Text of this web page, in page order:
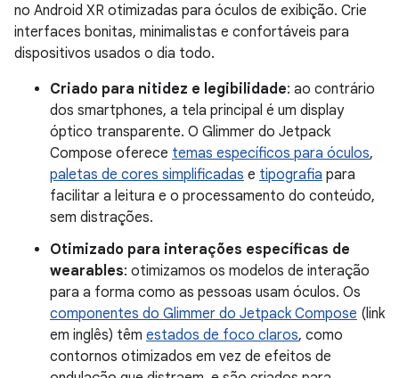
no Android XR otimizadas para óculos de exibição. Crie
interfaces bonitas, minimalistas e confortáveis para
dispositivos usados o dia todo.
Criado para nitidez e legibilidade: ao contrário
dos smartphones, a tela principal é um display
óptico transparente. O Glimmer do Jetpack
Compose oferece temas específicos para óculos,
paletas de cores simplificadas e tipografia para
facilitar a leitura e o processamento do conteúdo,
sem distrações.
Otimizado para interações específicas de
wearables: otimizamos os modelos de interação
para a forma como as pessoas usam óculos. Os
componentes do Glimmer do Jetpack Compose (link
em inglês) têm estados de foco claros, como
contornos otimizados em vez de efeitos de